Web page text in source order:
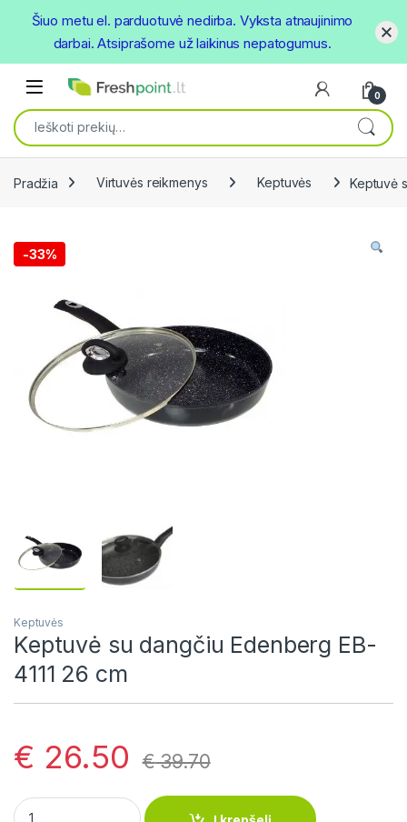
Open
0
Ieškoti:
Pradžia Virtuvės reikmenys Keptuvės Keptuvė
-33%
Keptuvės
Keptuvė su dangčiu Edenberg EB-
4111 26 cm
€ 26.50 €39.70
Keptuvė su dangčiu Edenberg EB-4111 26 cm quantity
Šiuo metu el. parduotuvė nedirba. Vyksta atnaujinimo
darbai. Atsiprašome už laikinus nepatogumus.